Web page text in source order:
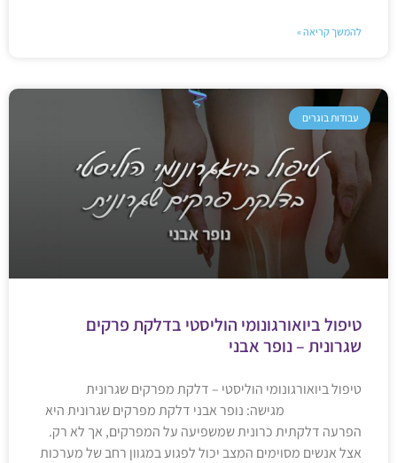
להמשך קריאה »
עבודות בוגרים
טיפול ביואורגונומי הוליסטי בדלקת פרקים
שגרונית – נופר אבני
טיפול ביואורגונומי הוליסטי – דלקת מפרקים שגרונית
מגישה: נופר אבני דלקת מפרקים שגרונית היא
הפרעה דלקתית כרונית שמשפיעה על המפרקים, אך לא רק.
אצל אנשים מסוימים המצב יכול לפגוע במגוון רחב של מערכות